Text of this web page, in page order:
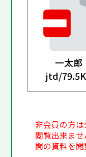
一太郎
jtd/
非会員の方
閲覧出来ま
間の資料を閲